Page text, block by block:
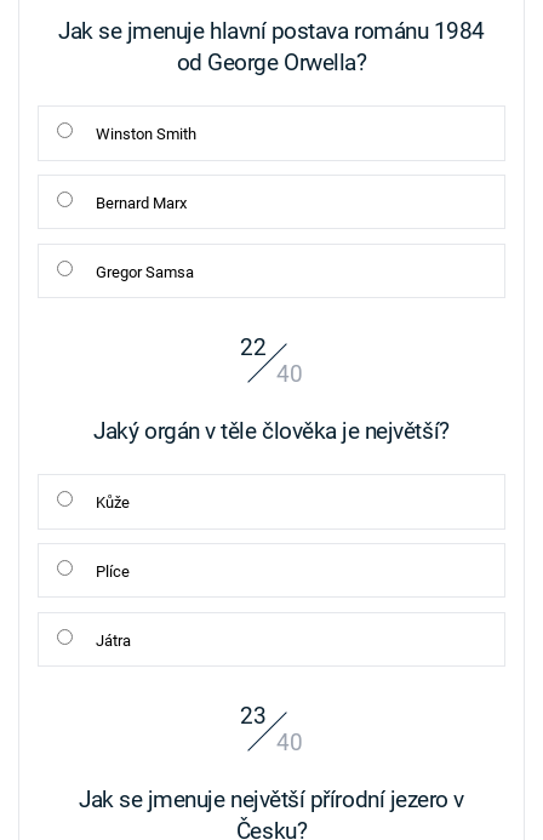
Jak se jmenuje hlavní postava románu 1984
od George Orwella?
Winston Smith
Bernard Marx
Gregor Samsa
22
40
Jaký orgán v těle člověka je největší?
Kůže
Plíce
Játra
23
40
Jak se jmenuje největší přírodní jezero v
Česku?